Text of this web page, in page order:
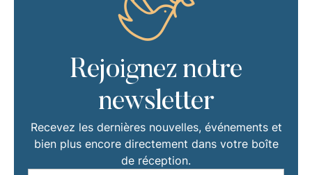
Rejoignez notre
newsletter
Recevez les dernières nouvelles, événements et
bien plus encore directement dans votre boîte
de réception.